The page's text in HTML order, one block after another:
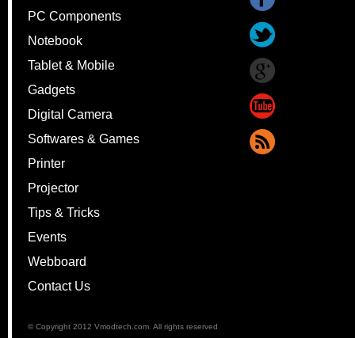
PC Components
Notebook
Tablet & Mobile
Gadgets
Digital Camera
Softwares & Games
Printer
Projector
Tips & Tricks
Events
Webboard
Contact Us
© Copyright 2012 Vmodtech.com. All rights reserved